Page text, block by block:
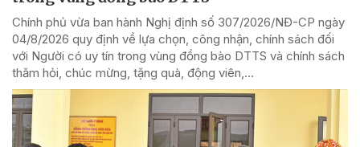
Chính phủ vừa ban hành Nghị định số 307/2026/NĐ-CP ngày
04/8/2026 quy định về lựa chọn, công nhận, chính sách đối
với Người có uy tín trong vùng đồng bào DTTS và chính sách
thăm hỏi, chúc mừng, tặng quà, động viên,...